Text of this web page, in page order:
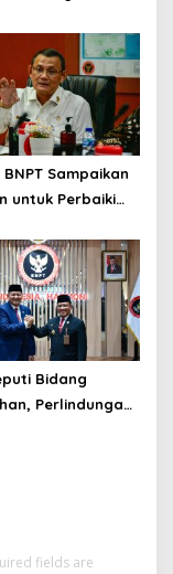
Sampaikan
untuk Perbaiki
Bidang
Perlindungan
fields are